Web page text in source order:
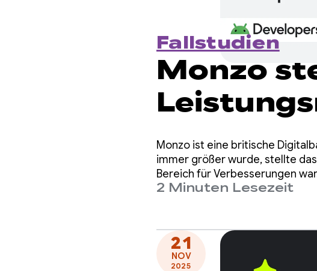
Fallstudien
Monzo
einem
um bis zu
Monzo ist eine britische
immer größer wurde, stellte
Bereich für Verbesserungen
Code erforderlich wären.
2 Minuten Lesezeit
21
NOV
2025